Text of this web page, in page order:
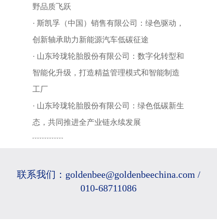
野品质飞跃
斯凯孚（中国）销售有限公司：绿色驱动，
创新轴承助力新能源汽车低碳征途
山东玲珑轮胎股份有限公司：数字化转型和
智能化升级，打造精益管理模式和智能制造
工厂
山东玲珑轮胎股份有限公司：绿色低碳新生
态，共同推进全产业链永续发展
佛吉亚（中国）投资有限公司：打造智能化
联系我们：goldenbee@goldenbeechina.com /
010-68711086